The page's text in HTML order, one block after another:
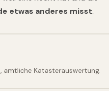
etwas anderes misst.
amtliche Katasterauswertung.